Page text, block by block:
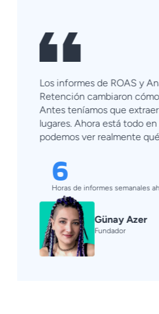
No se trata de si los
o menos funciones. Se
surge un problema, algo
inevitablemente ocurre
Singular actúa con
Gus Viegas
23%
Tasa de éxito de